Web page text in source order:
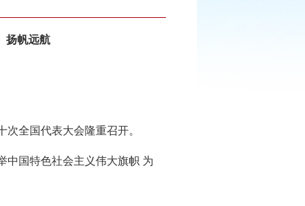
扬帆远航
次全国代表大会隆重召开。
中国特色社会主义伟大旗帜 为